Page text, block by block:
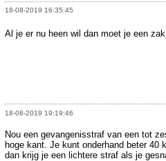
18-08-2019 16:35:45
Al je er nu heen wil dan moet je een
18-08-2019 19:19:46
Nou een gevangenisstraf van een tot
hoge kant. Je kunt onderhand beter 40
dan krijg je een lichtere straf als je